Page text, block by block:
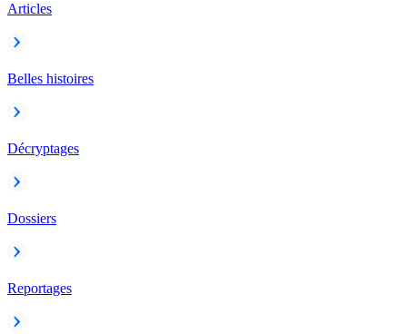
Articles
Belles histoires
Décryptages
Dossiers
Reportages